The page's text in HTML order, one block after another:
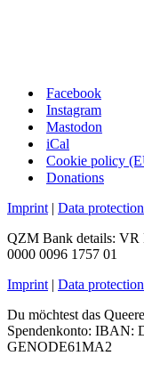
Facebook
Instagram
Mastodon
iCal
Cookie policy
Donations
Imprint | Data protection
QZM Bank details:
0000 0096 1757 01
Imprint | Data protection
Du möchtest das
Spendenkonto: IBAN:
GENODE61MA2